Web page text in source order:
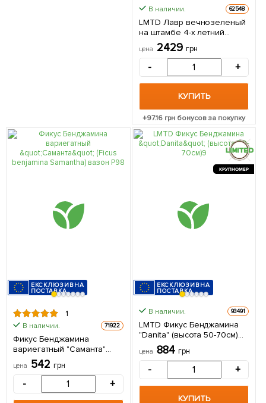
В наличии. 62548
LMTD Лавр вечнозеленый
на штамбе 4-х летний
"Laurus nobilis" (65-75см) из
Нидерландов 1 саженец в
цена 2429 грн
- +
КУПИТЬ
+97.16грн бонусов за покупку
ЕКСКЛЮЗИВНА
ПОСТАВКА
1
В наличии. 71922
Фикус Бенджамина
вариегатный "Саманта"
(Ficus benjamina Samantha)
вазон Р9 1 саженец в
упаковке (комнатный)
Нидерланды
цена 542 грн
- +
КРУПНОМЕР
ЕКСКЛЮЗИВНА
ПОСТАВКА
В наличии. 93491
LMTD Фикус Бенджамина
"Danita" (высота 50-70см)
из Нидерландов 1 саженец
в упаковке (комнатный)
цена 884 грн
- +
КУПИТЬ